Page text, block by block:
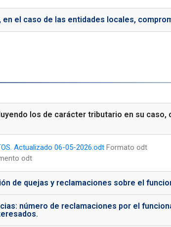
el caso de las entidades locales,
los de carácter tributario en su
Actualizado 06-05-2026.odt Formato odt
odt
de quejas y reclamaciones sobre el
número de reclamaciones por el